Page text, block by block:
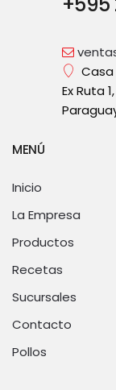
Ex Ruta
MENÚ
Inicio
La Empresa
Productos
Recetas
Sucursales
Contacto
Pollos